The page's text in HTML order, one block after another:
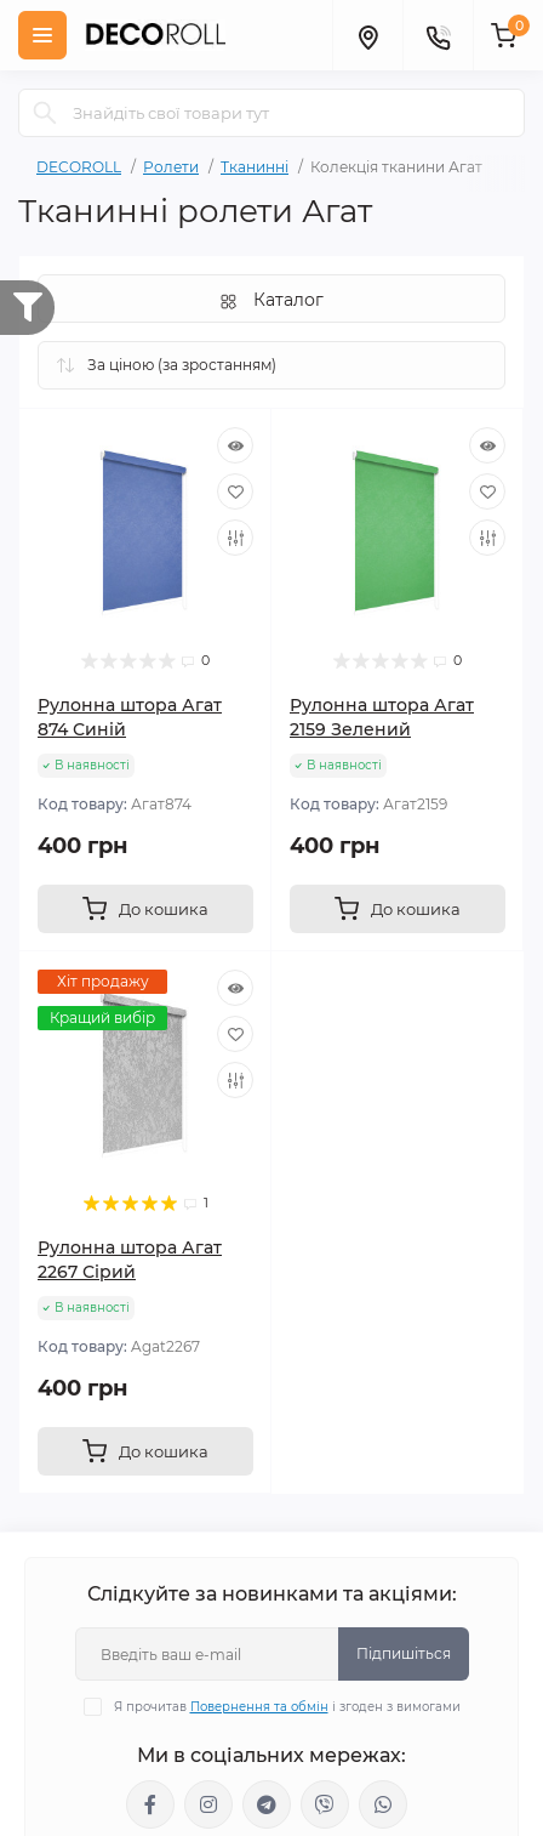
0
DECOROLL Ролети Тканинні Колекція тканини Агат
Тканинні ролети Агат
Каталог
0
Рулонна штора Агат
874 Синій
В наявності
Код товару: Агат874
400 грн
До кошика
0
Рулонна штора Агат
2159 Зелений
В наявності
Код товару: Агат2159
400 грн
До кошика
Хіт продажу
Кращий вибір
1
Рулонна штора Агат
2267 Сірий
В наявності
Код товару: Agat2267
400 грн
До кошика
Слідкуйте за новинками та акціями:
Підпишіться
Я прочитав Повернення та обмін і згоден з вимогами
Ми в соціальних мережах: